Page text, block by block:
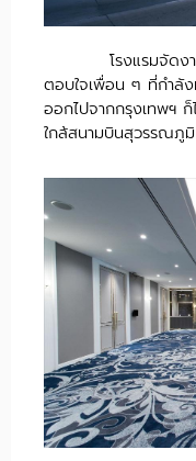
โรงแรมจัด
ตอบใจเพื่อน ๆ ที่กำลัง
ออกไปจากกรุงเทพฯ
ใกล้สนามบินสุวรรณภูมิ